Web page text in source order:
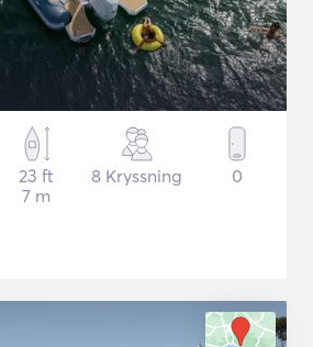
23 ft
7 m
8 Kryssning 0